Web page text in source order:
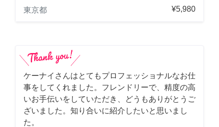
東京都
¥5,980
ケーナイさんはとてもプロフェッショナルなお仕
事をしてくれました。フレンドリーで、精度の高
いお手伝いをしていただき、どうもありがとうご
ざいました。知り合いに紹介したいと思いまし
た。